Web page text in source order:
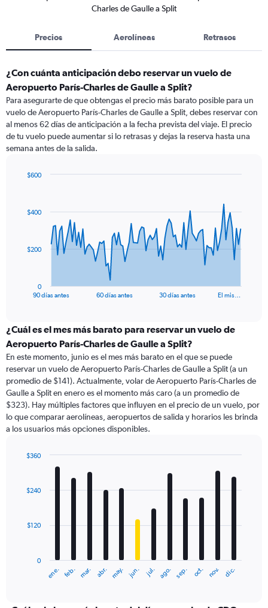
Charles de Gaulle a Split
Precios Aerolíneas Retrasos
¿Con cuánta anticipación debo reservar un vuelo de
Aeropuerto París-Charles de Gaulle a Split?
Para asegurarte de que obtengas el precio más barato posible para un
vuelo de Aeropuerto París-Charles de Gaulle a Split, debes reservar con
al menos 62 días de anticipación a la fecha prevista del viaje. El precio
de tu vuelo puede aumentar si lo retrasas y dejas la reserva hasta una
semana antes de la salida.
data
The
categories.
Range:
91
categories.
The
chart
has
1
Y
axis
values.
to
90 días antes 60 días antes 30 días antes El mis…
0
$200
$400
$600
¿Cuál es el mes más barato para reservar un vuelo de
Aeropuerto París-Charles de Gaulle a Split?
En este momento, junio es el mes más barato en el que se puede
reservar un vuelo de Aeropuerto París-Charles de Gaulle a Split (a un
promedio de $141). Actualmente, volar de Aeropuerto París-Charles de
Gaulle a Split en enero es el momento más caro (a un promedio de
$323). Hay múltiples factores que influyen en el precio de un vuelo, por
lo que comparar aerolíneas, aeropuertos de salida y horarios les brinda
a los usuarios más opciones disponibles.
with
12
The
ene. feb. mar. abr. may. jun. jul. ago. sep. oct. nov. dic.
0
$120
$240
$360